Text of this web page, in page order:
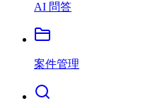
AI 問答
案件管理